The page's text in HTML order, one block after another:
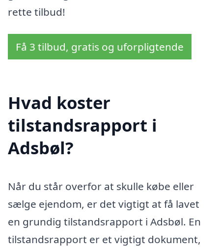
rette tilbud!
Få 3 tilbud, gratis og uforpligtende
Hvad koster
tilstandsrapport i
Adsbøl?
Når du står overfor at skulle købe eller
sælge ejendom, er det vigtigt at få lavet
en grundig tilstandsrapport i Adsbøl. En
tilstandsrapport er et vigtigt dokument,